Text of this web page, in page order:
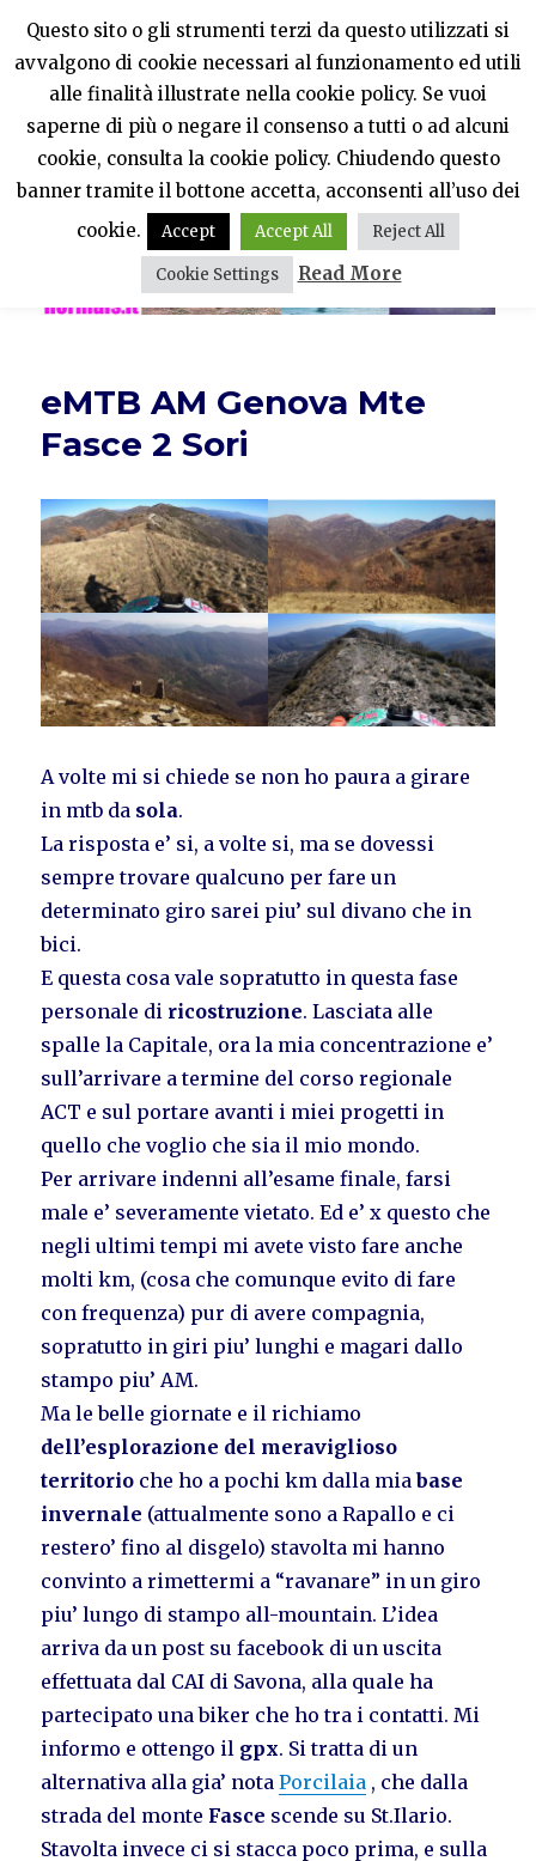
PercheNONEssereNormali?
MENU
eMTB AM Genova Mte
Fasce 2 Sori
A volte mi si chiede se non ho paura a girare
in mtb da sola.
La risposta e’ si, a volte si, ma se dovessi
sempre trovare qualcuno per fare un
determinato giro sarei piu’ sul divano che in
bici.
E questa cosa vale sopratutto in questa fase
personale di ricostruzione. Lasciata alle
spalle la Capitale, ora la mia concentrazione e’
sull’arrivare a termine del corso regionale
ACT e sul portare avanti i miei progetti in
quello che voglio che sia il mio mondo.
Per arrivare indenni all’esame finale, farsi
male e’ severamente vietato. Ed e’ x questo che
negli ultimi tempi mi avete visto fare anche
molti km, (cosa che comunque evito di fare
con frequenza) pur di avere compagnia,
sopratutto in giri piu’ lunghi e magari dallo
stampo piu’ AM.
Ma le belle giornate e il richiamo
dell’esplorazione del meraviglioso
territorio che ho a pochi km dalla miabase
invernale (attualmente sono a Rapallo e ci
restero’ fino al disgelo) stavolta mi hanno
convinto a rimettermi a “ravanare” in un giro
piu’ lungo di stampo all-mountain. L’idea
arriva da un post su facebook di un uscita
effettuata dal CAI di Savona, alla quale ha
partecipato una biker che ho tra i contatti. Mi
informo e ottengo il gpx. Si tratta di un
alternativa alla gia’ notaPorcilaia , che dalla
strada del monte Fasce scende su St.Ilario.
Stavolta invece ci si stacca poco prima, e sulla
Questo sito o gli strumenti terzi da questo utilizzati si
avvalgono di cookie necessari al funzionamento ed utili
alle finalità illustrate nella cookie policy. Se vuoi
saperne di più o negare il consenso a tutti o ad alcuni
cookie, consulta la cookie policy. Chiudendo questo
banner tramite il bottone accetta, acconsenti all’uso dei
cookie.
Accept Accept All Reject All
Cookie Settings Read More